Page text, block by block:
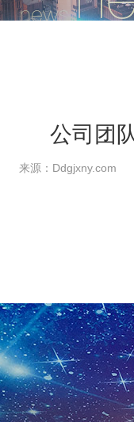
公司团
来源： Ddgjxny.com